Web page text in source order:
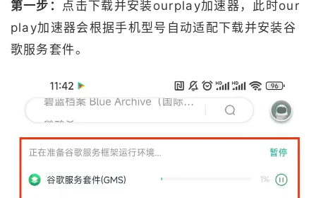
第一步： 点击下载并安装ourplay加速器，此时our
play加速器会根据手机型号自动适配下载并安装谷
歌服务套件。